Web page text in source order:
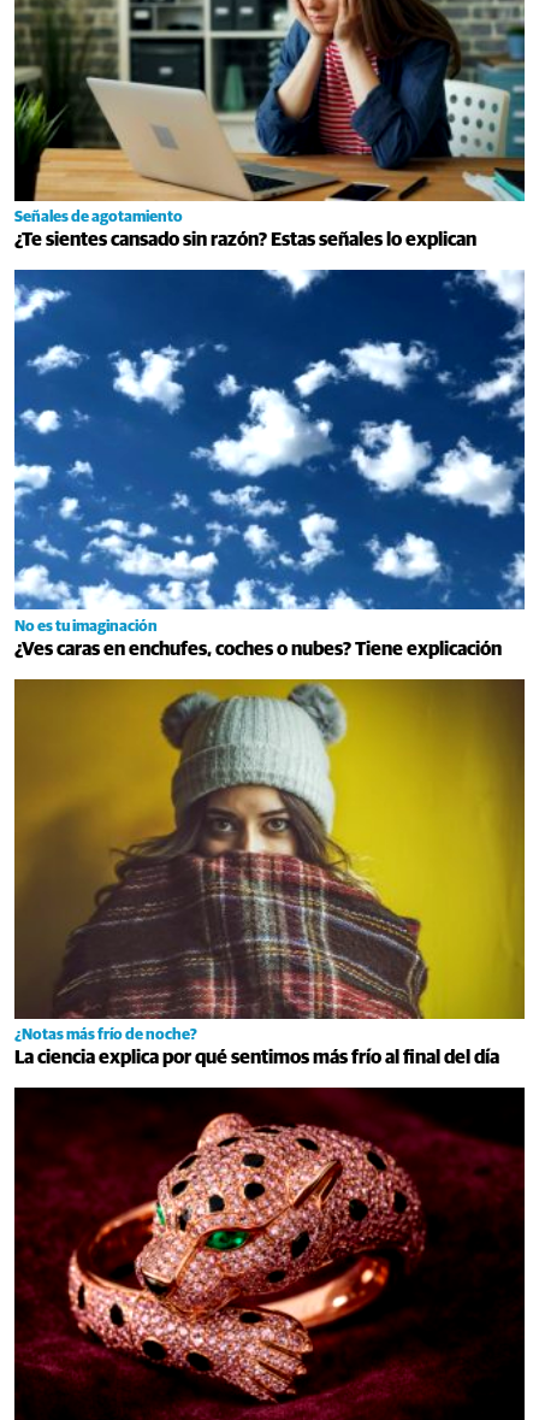
Señales de agotamiento
¿Te sientes cansado sin razón? Estas señales lo explican
No es tu imaginación
¿Ves caras en enchufes, coches o nubes? Tiene explicación
¿Notas más frío de noche?
La ciencia explica por qué sentimos más frío al final del día